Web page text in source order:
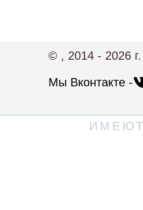
© , 2014 - 2026 г.
Мы Вконтакте -